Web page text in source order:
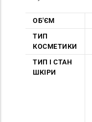
ОБ'ЄМ
ТИП
КОСМЕТИКИ
ТИП І СТАН
ШКІРИ